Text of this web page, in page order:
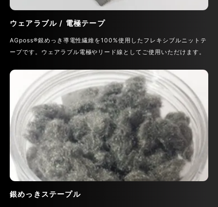
ウェアラブル / 電極テープ
AGposs®銀めっき導電性繊維を100%使用したフレキシブルニットテ
ープです。ウェアラブル電極やリード線としてご使用いただけます。
銀めっきステープル